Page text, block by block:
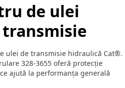
de ulei
ulei de transmisie hidraulică Cat®.
328-3655 oferă protecție
ajută la performanța generală